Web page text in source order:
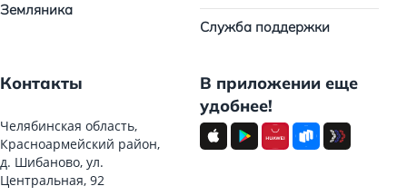
Земляника
Служба поддержки
Контакты
Челябинская область,
Красноармейский район,
д. Шибаново, ул.
Центральная, 92
В приложении еще
удобнее!